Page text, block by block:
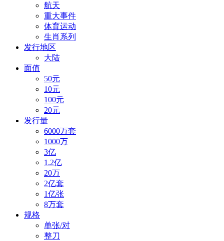
航天
重大事件
体育运动
生肖系列
发行地区
大陆
面值
50元
10元
100元
20元
发行量
6000万套
1000万
3亿
1.2亿
20万
2亿套
1亿张
8万套
规格
单张/对
整刀